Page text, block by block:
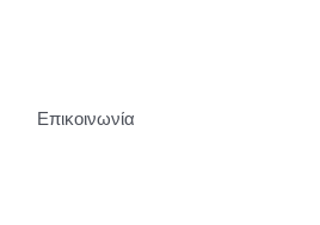
Επικοινωνία